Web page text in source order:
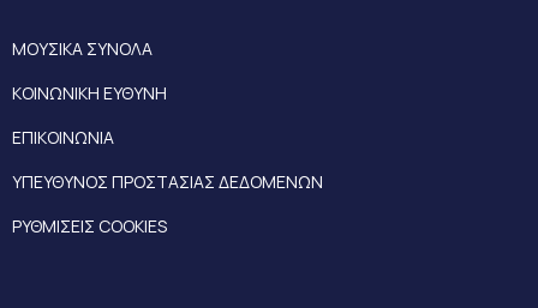
ΜΟΥΣΙΚΑ ΣΥΝΟΛΑ
ΚΟΙΝΩΝΙΚΗ ΕΥΘΥΝΗ
ΕΠΙΚΟΙΝΩΝΙΑ
ΥΠΕΥΘΥΝΟΣ ΠΡΟΣΤΑΣΙΑΣ ΔΕΔΟΜΕΝΩΝ
ΡΥΘΜΙΣΕΙΣ COOKIES